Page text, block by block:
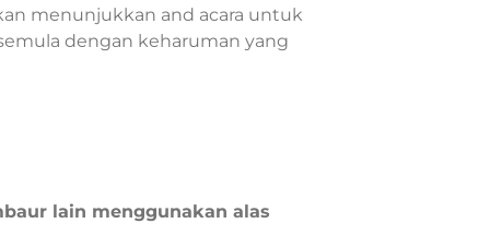
menunjukkan and acara untuk
dengan keharuman yang
lain menggunakan alas